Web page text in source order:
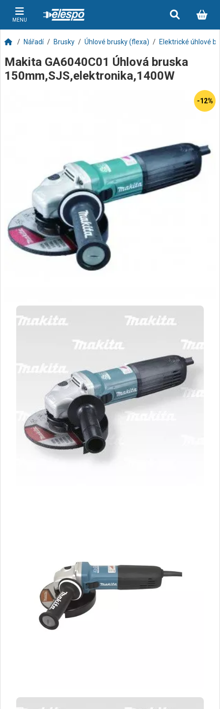
MENU
Nářadí Brusky Úhlové brusky (flexa) Elektrické úhlové
Makita GA6040C01 Úhlová bruska
150mm,SJS,elektronika,1400W
-12%